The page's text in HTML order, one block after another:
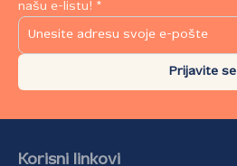
našu e-listu! *
Prijavite se
Korisni linkovi